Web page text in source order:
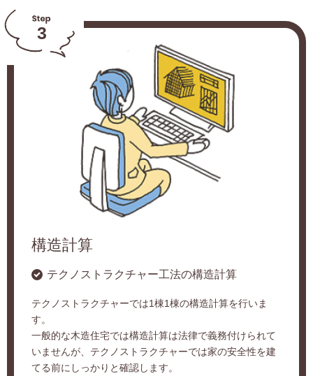
3
構造計算
テクノストラクチャー工法の構造計算
テクノストラクチャーでは1棟1棟の構造計算を行いま
す。
一般的な木造住宅では構造計算は法律で義務付けられて
いませんが、テクノストラクチャーでは家の安全性を建
てる前にしっかりと確認します。